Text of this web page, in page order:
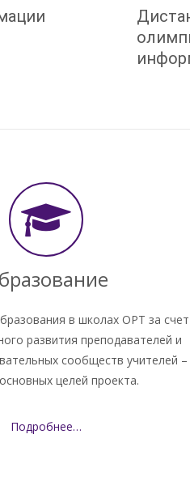
в школах ОРТ за счет
развития преподавателей и
сообществ учителей –
целей проекта.
Подробнее…